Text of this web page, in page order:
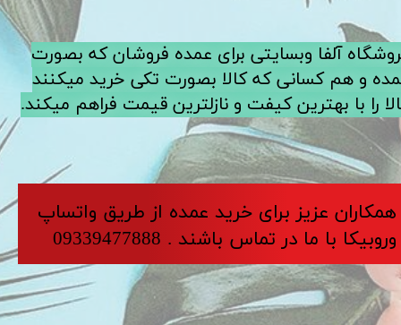
آلفا وبسایتی برای عمده فروشان که بصورت
و هم کسانی که کالا بصورت تکی خرید میکنند
را با بهترین کیفت و نازلترین قیمت فراهم میکند.
​​​همکاران عزیز برای خرید عمده از طریق واتساپ
وروبیکا با ما در تماس باشند . 09339477888